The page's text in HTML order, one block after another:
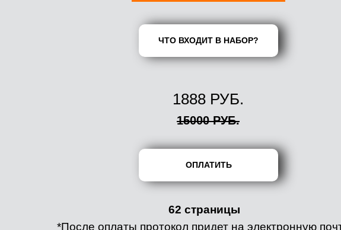
ОПЛАТИТЬ
1888 РУБ.
62 страницы
*После оплаты протокол придет на электронную
15000 РУБ.
ЧТО ВХОДИТ В НАБОР?